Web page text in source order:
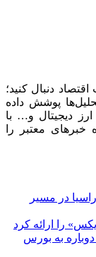
دنبال کنید؛
پوشش داده
دیجیتال و… با
خبرهای معتبر را
در مسیر
را ارائه کرد
به بورس